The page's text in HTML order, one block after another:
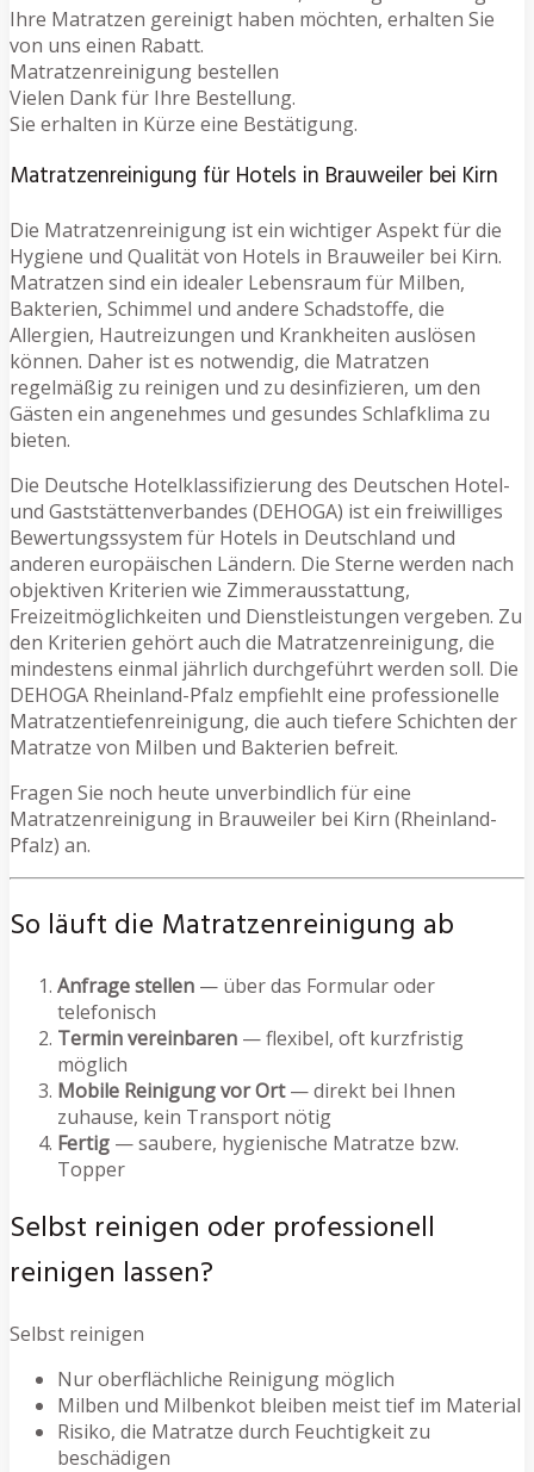
Ihre Matratzen gereinigt haben möchten, erhalten Sie
von uns einen Rabatt.
Matratzenreinigung bestellen
Vielen Dank für Ihre Bestellung.
Sie erhalten in Kürze eine Bestätigung.
Matratzenreinigung für Hotels in Brauweiler bei Kirn
Die Matratzenreinigung ist ein wichtiger Aspekt für die
Hygiene und Qualität von Hotels in Brauweiler bei Kirn.
Matratzen sind ein idealer Lebensraum für Milben,
Bakterien, Schimmel und andere Schadstoffe, die
Allergien, Hautreizungen und Krankheiten auslösen
können. Daher ist es notwendig, die Matratzen
regelmäßig zu reinigen und zu desinfizieren, um den
Gästen ein angenehmes und gesundes Schlafklima zu
bieten.
Die Deutsche Hotelklassifizierung des Deutschen Hotel-
und Gaststättenverbandes (DEHOGA) ist ein freiwilliges
Bewertungssystem für Hotels in Deutschland und
anderen europäischen Ländern. Die Sterne werden nach
objektiven Kriterien wie Zimmerausstattung,
Freizeitmöglichkeiten und Dienstleistungen vergeben. Zu
den Kriterien gehört auch die Matratzenreinigung, die
mindestens einmal jährlich durchgeführt werden soll. Die
DEHOGA Rheinland-Pfalz empfiehlt eine professionelle
Matratzentiefenreinigung, die auch tiefere Schichten der
Matratze von Milben und Bakterien befreit.
Fragen Sie noch heute unverbindlich für eine
Matratzenreinigung in Brauweiler bei Kirn (Rheinland-
Pfalz) an.
So läuft die Matratzenreinigung ab
Anfrage stellen — über das Formular oder
telefonisch
Termin vereinbaren — flexibel, oft kurzfristig
möglich
Mobile Reinigung vor Ort— direkt bei Ihnen
zuhause, kein Transport nötig
Fertig — saubere, hygienische Matratze bzw.
Topper
Selbst reinigen oder professionell
reinigen lassen?
Selbst reinigen
Nur oberflächliche Reinigung möglich
Milben und Milbenkot bleiben meist tief im Material
Risiko, die Matratze durch Feuchtigkeit zu
beschädigen